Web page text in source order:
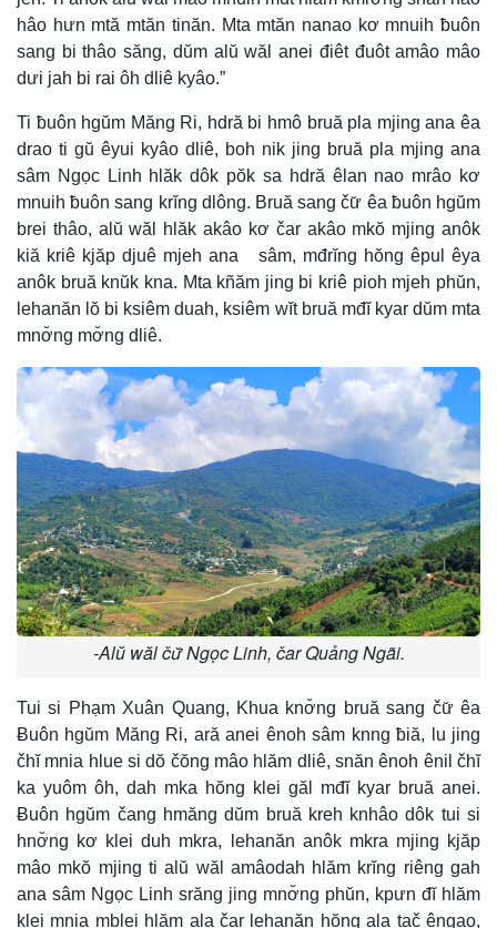
hâo hưn mtă mtăn tinăn. Mta mtăn nanao kơ mnuih ƀuôn
sang bi thâo săng, dŭm alŭ wăl anei điêt đuôt amâo mâo
dưi jah bi rai ôh dliê kyâo.”
Ti ƀuôn hgŭm Măng Ri, hdră bi hmô bruă pla mjing ana êa
drao ti gŭ êyui kyâo dliê, boh nik jing bruă pla mjing ana
sâm Ngọc Linh hlăk dôk pŏk sa hdră êlan nao mrâo kơ
mnuih ƀuôn sang krĭng dlông. Bruă sang čư̆ êa ƀuôn hgŭm
brei thâo, alŭ wăl hlăk akâo kơ čar akâo mkŏ mjing anôk
kiă kriê kjăp djuê mjeh ana sâm, mđrĭng hŏng êpul êya
anôk bruă knŭk kna. Mta kñăm jing bi kriê pioh mjeh phŭn,
lehanăn lŏ bi ksiêm duah, ksiêm wĭt bruă mđĭ kyar dŭm mta
mnơ̆ng mơ̆ng dliê.
-Alŭ wăl čư̆ Ngọc Linh, čar Quảng Ngãi.
Tui si Phạm Xuân Quang, Khua knơ̆ng bruă sang čư̆ êa
Ƀuôn hgŭm Măng Ri, ară anei ênoh sâm knng ƀiă, lu jing
čhĭ mnia hlue si dŏ čŏng mâo hlăm dliê, snăn ênoh ênil čhĭ
ka yuôm ôh, dah mka hŏng klei găl mđĭ kyar bruă anei.
Ƀuôn hgŭm čang hmăng dŭm bruă kreh knhâo dôk tui si
hnơ̆ng kơ klei duh mkra, lehanăn anôk mkra mjing kjăp
mâo mkŏ mjing ti alŭ wăl amâodah hlăm krĭng riêng gah
ana sâm Ngọc Linh srăng jing mnơ̆ng phŭn, kpưn đĭ hlăm
klei mnia mblei hlăm ala čar lehanăn hŏng ala tač êngao,